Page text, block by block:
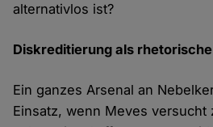
alternativlos ist?
Diskreditierung als
Ein ganzes Arsenal an
Einsatz, wenn Meves versucht